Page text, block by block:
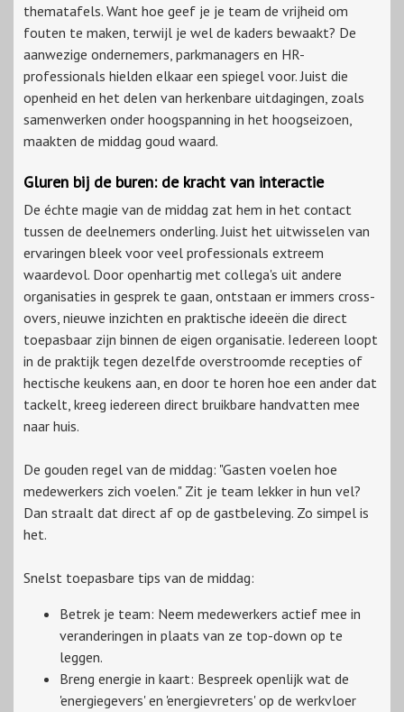
thematafels. Want hoe geef je je team de vrijheid om
fouten te maken, terwijl je wel de kaders bewaakt? De
aanwezige ondernemers, parkmanagers en HR-
professionals hielden elkaar een spiegel voor. Juist die
openheid en het delen van herkenbare uitdagingen, zoals
samenwerken onder hoogspanning in het hoogseizoen,
maakten de middag goud waard.
Gluren bij de buren: de kracht van interactie
De échte magie van de middag zat hem in het contact
tussen de deelnemers onderling. Juist het uitwisselen van
ervaringen bleek voor veel professionals extreem
waardevol. Door openhartig met collega's uit andere
organisaties in gesprek te gaan, ontstaan er immers cross-
overs, nieuwe inzichten en praktische ideeën die direct
toepasbaar zijn binnen de eigen organisatie. Iedereen loopt
in de praktijk tegen dezelfde overstroomde recepties of
hectische keukens aan, en door te horen hoe een ander dat
tackelt, kreeg iedereen direct bruikbare handvatten mee
naar huis.
De gouden regel van de middag: "Gasten voelen hoe
medewerkers zich voelen." Zit je team lekker in hun vel?
Dan straalt dat direct af op de gastbeleving. Zo simpel is
het.
Snelst toepasbare tips van de middag:
Betrek je team: Neem medewerkers actief mee in
veranderingen in plaats van ze top-down op te
leggen.
Breng energie in kaart: Bespreek openlijk wat de
'energiegevers' en 'energievreters' op de werkvloer